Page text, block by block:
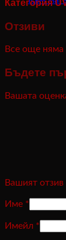
Категория
Отзиви
Все още няма
Бъдете
Вашата
Вашият отзив
Име *
Имейл *